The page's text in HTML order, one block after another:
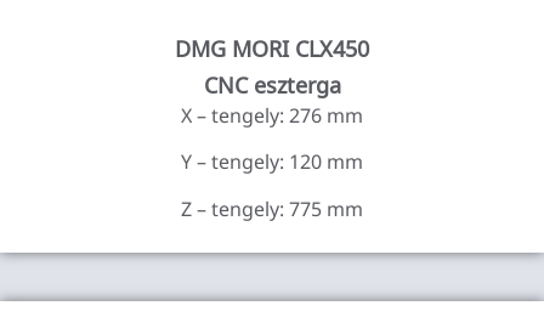
DMG MORI CLX450
CNC eszterga
X – tengely: 276 mm
Y – tengely: 120 mm
Z – tengely: 775 mm